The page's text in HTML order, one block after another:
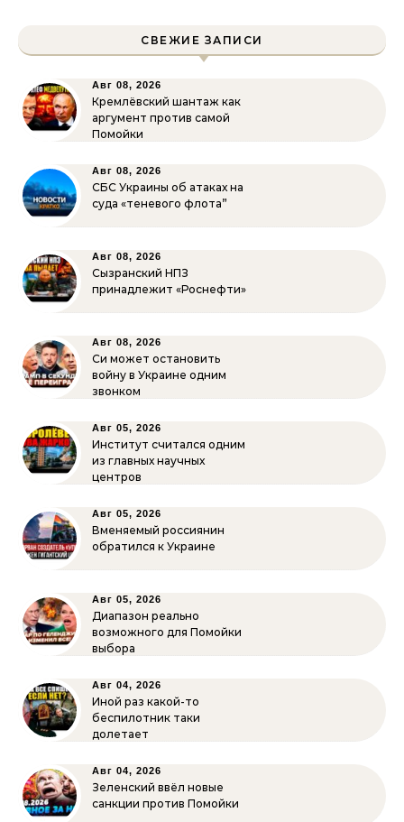
СВЕЖИЕ ЗАПИСИ
Авг 08, 2026
Кремлёвский шантаж как
аргумент против самой
Помойки
Авг 08, 2026
СБС Украины об атаках на
суда «теневого флота”
Авг 08, 2026
Сызранский НПЗ
принадлежит «Роснефти»
Авг 08, 2026
Си может остановить
войну в Украине одним
звонком
Авг 05, 2026
Институт считался одним
из главных научных
центров
Авг 05, 2026
Вменяемый россиянин
обратился к Украине
Авг 05, 2026
Диапазон реально
возможного для Помойки
выбора
Авг 04, 2026
Иной раз какой-то
беспилотник таки
долетает
Авг 04, 2026
Зеленский ввёл новые
санкции против Помойки